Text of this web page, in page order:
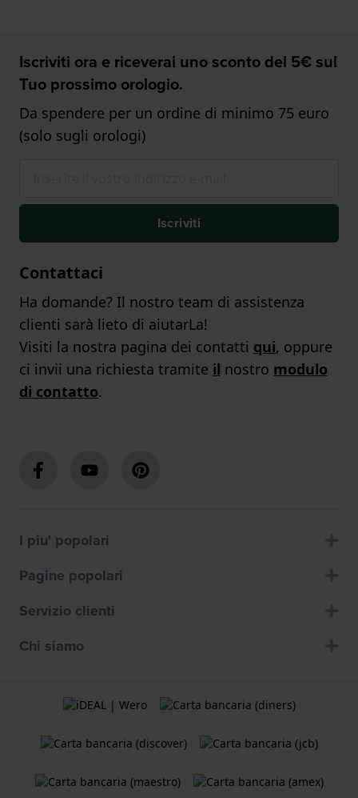
Iscriviti ora e riceverai uno sconto del 5€ sul
Tuo prossimo orologio.
Da spendere per un ordine di minimo 75 euro
(solo sugli orologi)
Iscriviti
Contattaci
Ha domande? Il nostro team di assistenza
clienti sarà lieto di aiutarLa!
Visiti la nostra pagina dei contatti qui, oppure
ci invii una richiesta tramite il nostro modulo
di contatto.
I piu' popolari
Pagine popolari
Servizio clienti
Chi siamo